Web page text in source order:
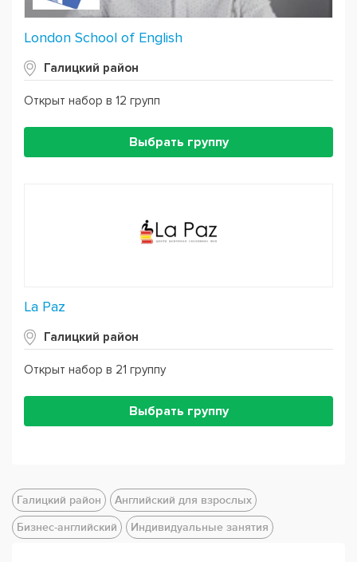
London School of English
Галицкий район
Открыт набор в 12 групп
Выбрать группу
La Paz
Галицкий район
Открыт набор в 21 группу
Выбрать группу
Галицкий район
Английский для взрослых
Бизнес-английский
Индивидуальные занятия